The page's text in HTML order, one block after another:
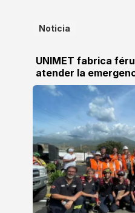
Noticia
UNIMET fabrica
atender la